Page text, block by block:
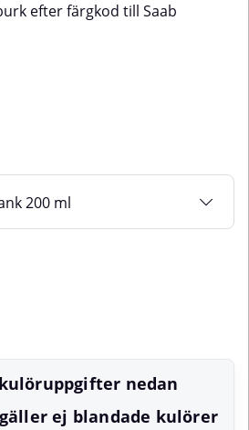
efter färgkod till Saab
nedan
ej blandade kulörer